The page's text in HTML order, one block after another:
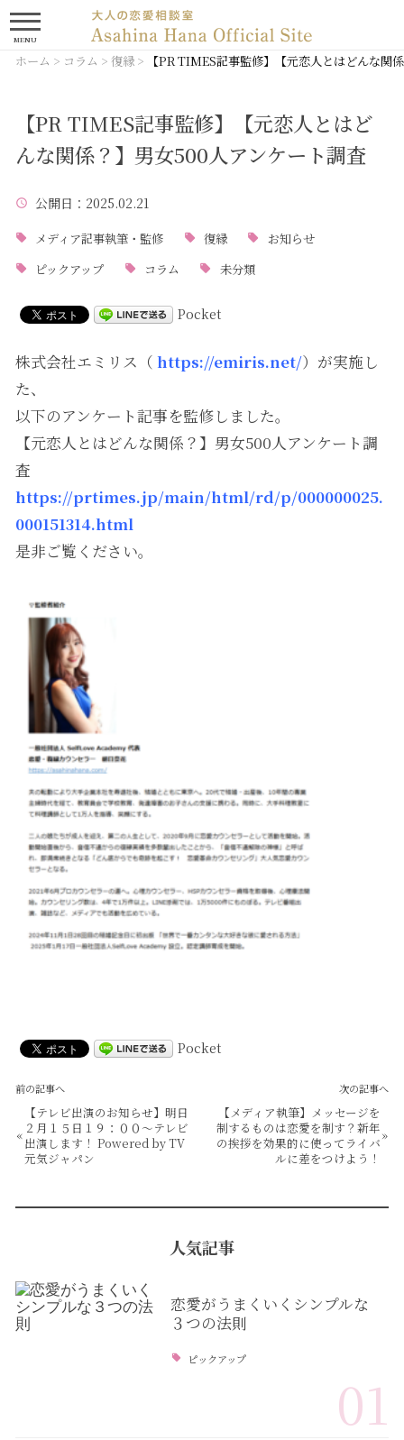
MENU
ホーム > コラム > 復縁> 【PR TIMES記事監修】【元恋人とはどんな関
【PR TIMES記事監修】【元恋人とはど
んな関係？】男女500人アンケート調査
公開日 ：2025.02.21
メディア記事執筆・監修 復縁
お知らせ
ピックアップ
コラム 未分類
Pocket
株式会社エミリス（ https://emiris.net/）が実施し
た、
以下のアンケート記事を監修しました。
【元恋人とはどんな関係？】男女500人アンケート調
査
https://prtimes.jp/main/html/rd/p/000000025.
000151314.html
是非ご覧ください。
Pocket
前の記事へ
«
【テレビ出演のお知らせ】明日
２月１５日１９：００～テレビ
出演します！ Powered by TV
元気ジャパン
次の記事へ
【メディア執筆】メッセージを
制するものは恋愛を制す？新年
の挨拶を効果的に使ってライバ
ルに差をつけよう！
»
人気記事
恋愛がうまくいくシンプルな
３つの法則
ピックアップ
01